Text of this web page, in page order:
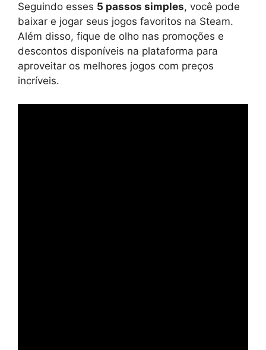
Seguindo esses 5 passos simples, você pode
baixar e jogar seus jogos favoritos na Steam.
Além disso, fique de olho nas promoções e
descontos disponíveis na plataforma para
aproveitar os melhores jogos com preços
incríveis.